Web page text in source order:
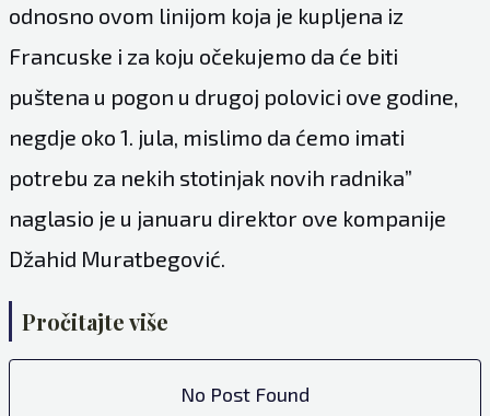
odnosno ovom linijom koja je kupljena iz
Francuske i za koju očekujemo da će biti
puštena u pogon u drugoj polovici ove godine,
negdje oko 1. jula, mislimo da ćemo imati
potrebu za nekih stotinjak novih radnika”
naglasio je u januaru direktor ove kompanije
Džahid Muratbegović.
Pročitajte više
No Post Found